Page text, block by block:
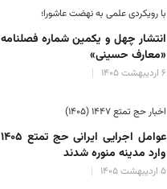
با رویکردی علمی به نهضت عاشورا؛
انتشار چهل و یکمین شماره فصلنامه
«معارف حسینی»
۶ اردیبهشت ۱۴۰۵
اخبار حج تمتع ۱۴۴۷ (۱۴۰۵)
عوامل اجرایی ایرانی حج تمتع ۱۴۰۵
وارد مدینه منوره ‌شدند
۵ اردیبهشت ۱۴۰۵